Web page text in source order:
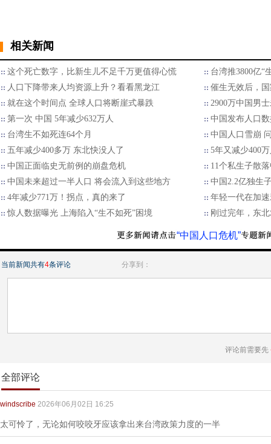
相关新闻
这个死亡数字，比新生儿不足千万更值得心慌
台湾推3800亿“
人口下降带来人均资源上升？看看黑龙江
催生无效后，
就在这个时间点 全球人口将断崖式暴跌
2900万中国男
第一次 中国 5年减少632万人
中国发布人口
台湾生不如死连64个月
中国人口雪崩
五年减少400多万 东北快没人了
5年又减少400
中国正面临史无前例的崩盘危机
11个私生子散
中国未来超过一半人口 将会流入到这些地方
中国2.2亿独生
4年减少771万！拐点，真的来了
年轻一代在加
惊人数据曝光 上海陷入“生不如死”困境
刚过完年，东
“中国人口危机”
当前新闻共有4条评论 分享到：
评论前需要先
全部评论
windscribe 2026年06月02日 16:25
太可怜了，无论如何咬咬牙应该拿出来台湾政策力度的一半